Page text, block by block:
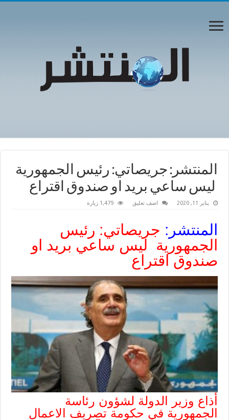
المنتشر: جريصاتي: رئيس الجمهورية
ليس ساعي بريد او صندوق اقتراع
يناير 11, 2020 اضف تعليق 1,479 زيارة
المنتشر: جريصاتي: رئيس
الجمهورية ليس ساعي بريد او
صندوق اقتراع
أذاع وزير الدولة لشؤون رئاسة
الجمهورية في حكومة تصريف الاعمال